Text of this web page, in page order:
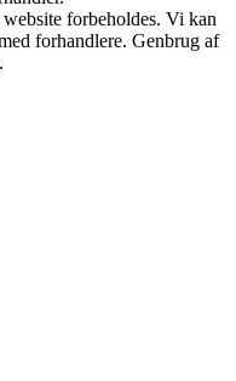
forbeholdes. Vi kan
forhandlere. Genbrug af